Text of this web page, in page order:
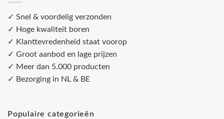
✓ Snel & voordelig verzonden
✓ Hoge kwaliteit boren
✓ Klanttevredenheid staat voorop
✓ Groot aanbod en lage prijzen
✓ Meer dan 5.000 producten
✓ Bezorging in NL & BE
Populaire categorieën